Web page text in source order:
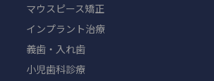
マウスピース矯正
インプラント治療
義歯・入れ歯
小児歯科診療